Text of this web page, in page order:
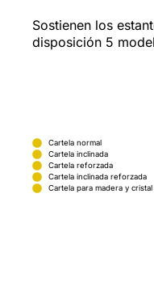
Sostienen los
disposición 5
Cartela normal
Cartela inclinada
Cartela reforzada
Cartela inclinada reforzada
Cartela para madera y cristal